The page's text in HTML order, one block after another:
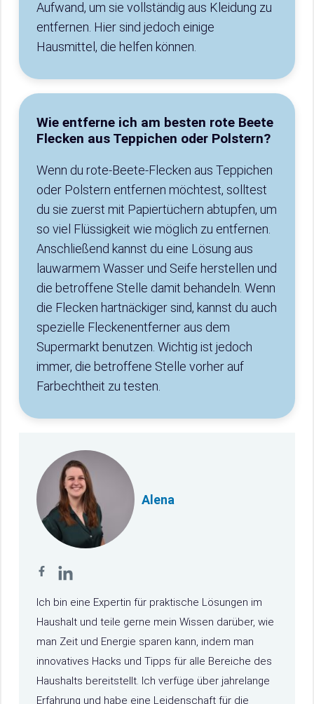
Aufwand, um sie vollständig aus Kleidung zu
entfernen. Hier sind jedoch einige
Hausmittel, die helfen können.
Wie entferne ich am besten rote Beete
Flecken aus Teppichen oder Polstern?
Wenn du rote-Beete-Flecken aus Teppichen
oder Polstern entfernen möchtest, solltest
du sie zuerst mit Papiertüchern abtupfen, um
so viel Flüssigkeit wie möglich zu entfernen.
Anschließend kannst du eine Lösung aus
lauwarmem Wasser und Seife herstellen und
die betroffene Stelle damit behandeln. Wenn
die Flecken hartnäckiger sind, kannst du auch
spezielle Fleckenentferner aus dem
Supermarkt benutzen. Wichtig ist jedoch
immer, die betroffene Stelle vorher auf
Farbechtheit zu testen.
Alena
Ich bin eine Expertin für praktische Lösungen im
Haushalt und teile gerne mein Wissen darüber, wie
man Zeit und Energie sparen kann, indem man
innovatives Hacks und Tipps für alle Bereiche des
Haushalts bereitstellt. Ich verfüge über jahrelange
Erfahrung und habe eine Leidenschaft für die